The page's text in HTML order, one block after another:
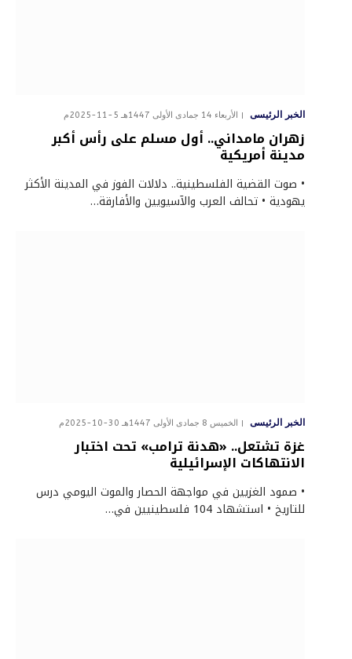
الخبر الرئيسى الأربعاء 14 جمادى الأولى 1447هـ 5-11-2025م
زهران مامداني.. أول مسلم على رأس أكبر
مدينة أمريكية
• صوت القضية الفلسطينية.. دلالات الفوز في المدينة الأكثر
يهودية • تحالف العرب والآسيويين والأفارقة…
الخبر الرئيسى الخميس 8 جمادى الأولى 1447هـ 30-10-2025م
غزة تشتعل.. «هدنة ترامب» تحت اختبار
الانتهاكات الإسرائيلية
• صمود الغزيين في مواجهة الحصار والموت اليومي درس
للتاريخ • استشهاد 104 فلسطينيين في…